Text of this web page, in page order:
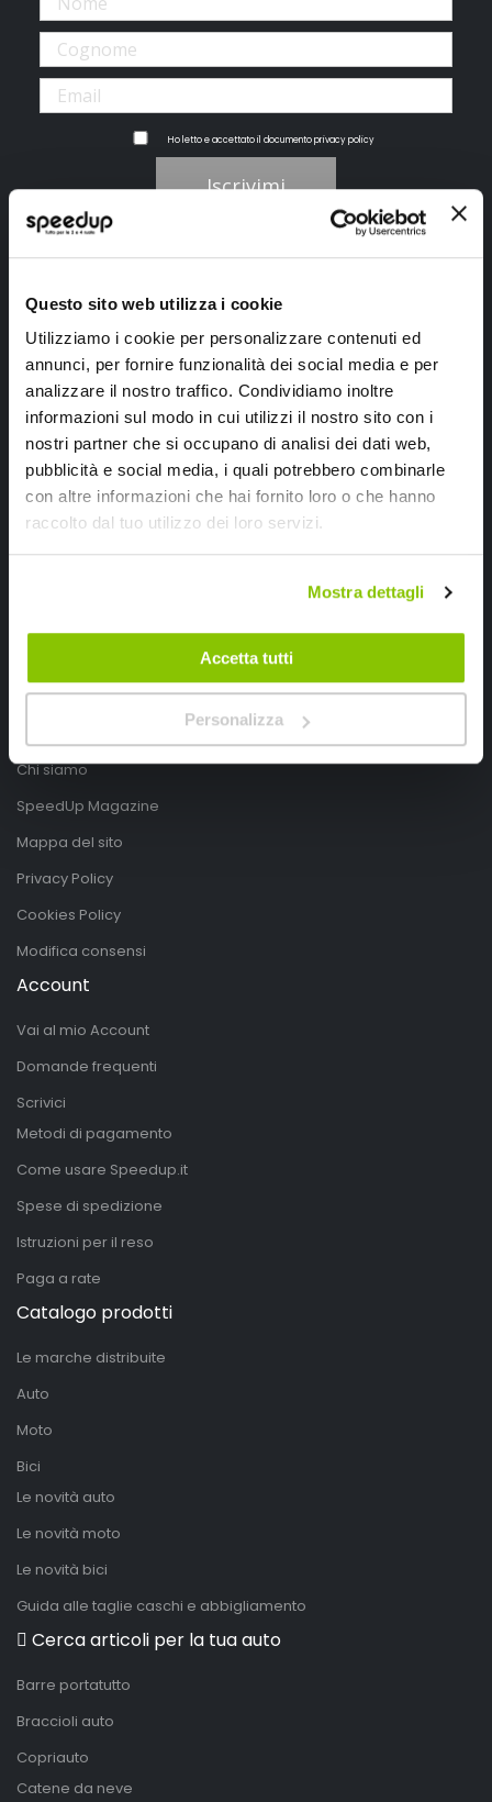
Questo sito web utilizza i cookie
Utilizziamo i cookie per personalizzare contenuti ed
annunci, per fornire funzionalità dei social media e per
analizzare il nostro traffico. Condividiamo inoltre
informazioni sul modo in cui utilizzi il nostro sito con i
nostri partner che si occupano di analisi dei dati web,
pubblicità e social media, i quali potrebbero combinarle
con altre informazioni che hai fornito loro o che hanno
raccolto dal tuo utilizzo dei loro servizi.
Mostra dettagli
Accetta tutti
Personalizza
Ho letto e accettato il documentoprivacy policy
Iscrivimi
SpeedUp.it
Via Montello 46
Treviso, Italy 31040
Chi siamo
SpeedUp Magazine
Mappa del sito
Privacy Policy
Cookies Policy
Modifica consensi
Account
Vai al mio Account
Domande frequenti
Scrivici
Metodi di pagamento
Come usare Speedup.it
Spese di spedizione
Istruzioni per il reso
Paga a rate
Catalogo prodotti
Le marche distribuite
Auto
Moto
Bici
Le novità auto
Le novità moto
Le novità bici
Guida alle taglie caschi e abbigliamento
Cerca articoli per la tua auto
Barre portatutto
Braccioli auto
Copriauto
Catene da neve